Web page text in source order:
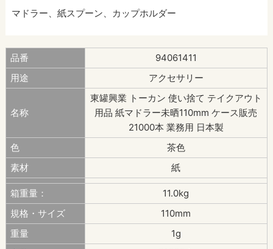
マドラー、紙スプーン、カップホルダー
品番
94061411
用途
アクセサリー
名称
東罐興業 トーカン 使い捨て テイクアウト
用品 紙マドラー未晒110mm ケース販売
21000本 業務用 日本製
色
茶色
素材
紙
箱重量：
11.0kg
規格・サイズ
110mm
重量
1g